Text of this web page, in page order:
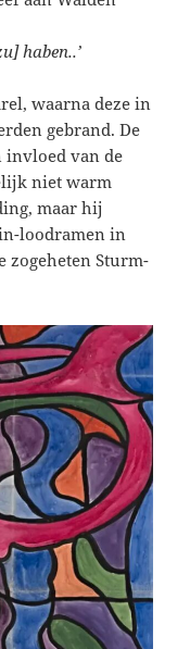
haben..’
waarna deze in
gebrand. De
invloed van de
niet warm
maar hij
loodramen in
zogeheten Sturm-